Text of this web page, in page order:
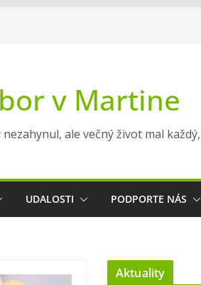
v Martine
ale večný život mal
UDALOSTI PODPORTE NÁS
Aktuality